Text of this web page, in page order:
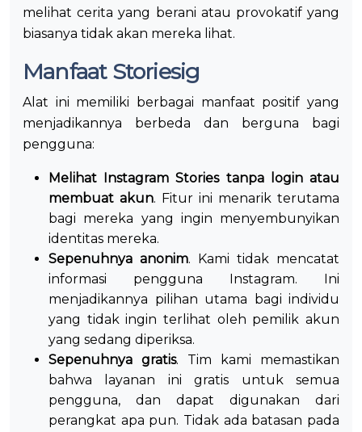
melihat cerita yang berani atau provokatif yang
biasanya tidak akan mereka lihat.
Manfaat Storiesig
Alat ini memiliki berbagai manfaat positif yang
menjadikannya berbeda dan berguna bagi
pengguna:
Melihat Instagram Stories tanpa login atau
membuat akun. Fitur ini menarik terutama
bagi mereka yang ingin menyembunyikan
identitas mereka.
Sepenuhnya anonim. Kami tidak mencatat
informasi pengguna Instagram. Ini
menjadikannya pilihan utama bagi individu
yang tidak ingin terlihat oleh pemilik akun
yang sedang diperiksa.
Sepenuhnya gratis. Tim kami memastikan
bahwa layanan ini gratis untuk semua
pengguna, dan dapat digunakan dari
perangkat apa pun. Tidak ada batasan pada